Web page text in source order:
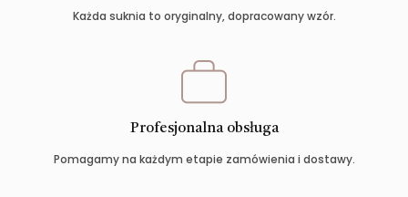
Każda suknia to oryginalny, dopracowany wzór.
Profesjonalna obsługa
Pomagamy na każdym etapie zamówienia i dostawy.